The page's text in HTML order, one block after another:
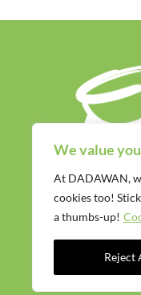
We value
At DADAWAN,
cookies too!
a thumbs-up!
Reject